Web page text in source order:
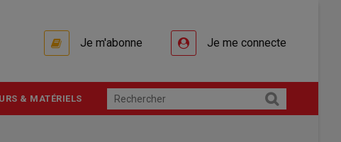
Je m'abonne Je me connecte
& MATÉRIELS